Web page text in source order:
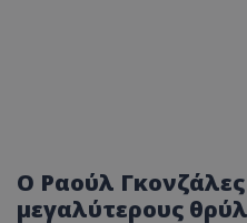
Ο Ραούλ Γκονζάλες
μεγαλύτερους